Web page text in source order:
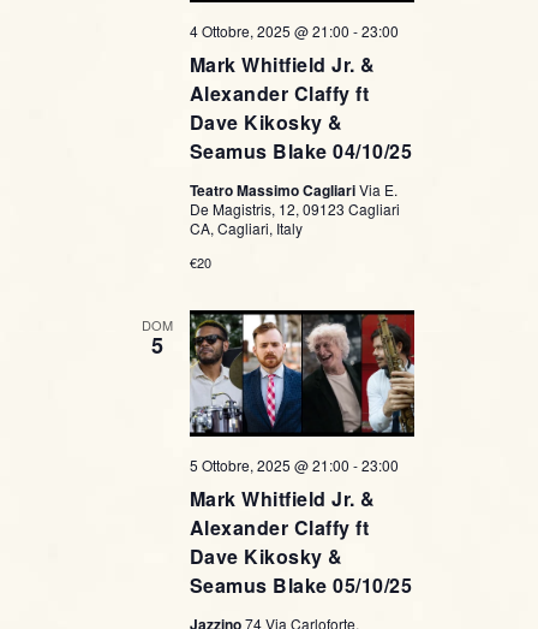
Mark Whitfield Jr. &
Alexander Claffy ft
Dave Kikosky &
Seamus Blake 04/10/25
4 Ottobre, 2025 @ 21:00 -23:00
Teatro Massimo CagliariVia E.
De Magistris, 12, 09123 Cagliari
CA, Cagliari, Italy
€20
DOM
5
Mark Whitfield Jr. &
Alexander Claffy ft
Dave Kikosky &
Seamus Blake 05/10/25
5 Ottobre, 2025 @ 21:00 -23:00
Jazzino74 Via Carloforte,